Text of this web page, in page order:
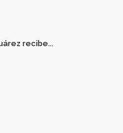
recibe...